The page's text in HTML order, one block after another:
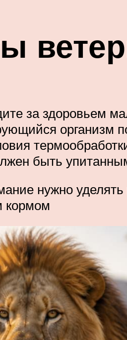
за здоровьем
организм
быть
нужно